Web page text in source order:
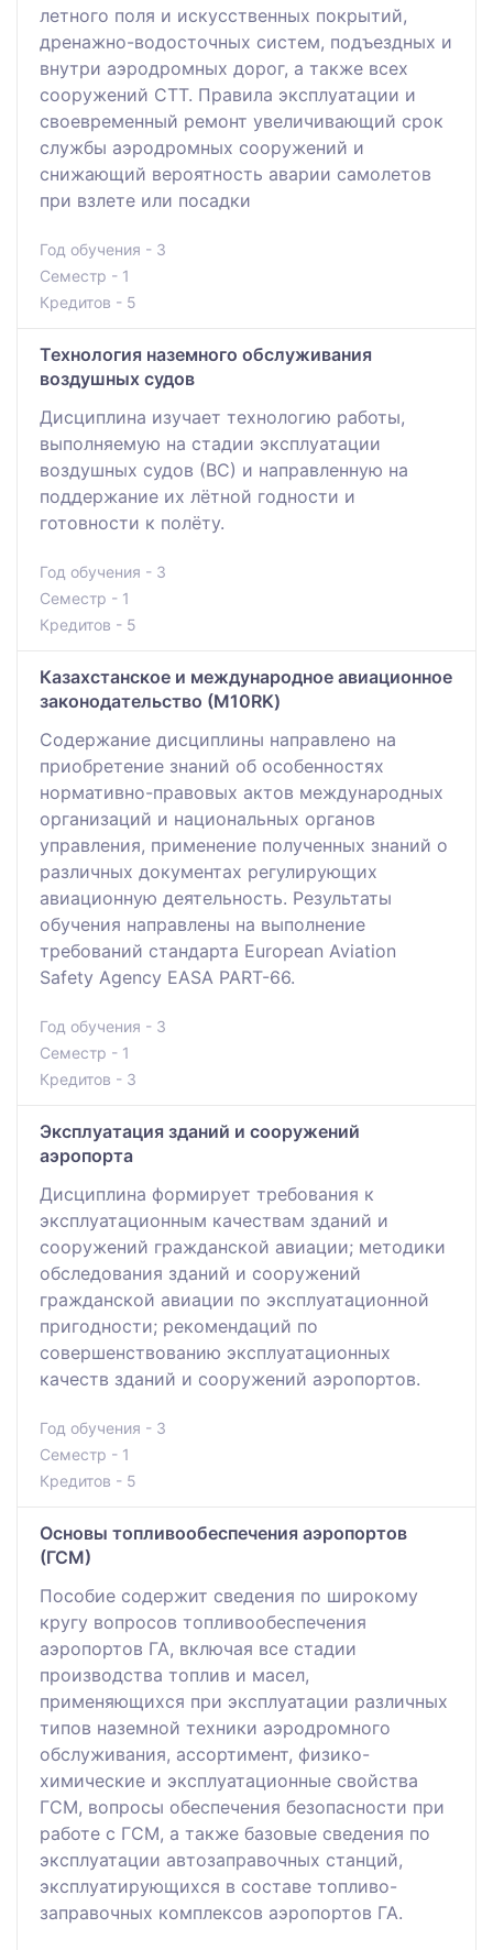
летного поля и искусственных покрытий,
дренажно-водосточных систем, подъездных и
внутри аэродромных дорог, а также всех
сооружений СТТ. Правила эксплуатации и
своевременный ремонт увеличивающий срок
службы аэродромных сооружений и
снижающий вероятность аварии самолетов
при взлете или посадки
Год обучения - 3
Семестр - 1
Кредитов - 5
Технология наземного обслуживания
воздушных судов
Дисциплина изучает технологию работы,
выполняемую на стадии эксплуатации
воздушных судов (ВС) и направленную на
поддержание их лётной годности и
готовности к полёту.
Год обучения - 3
Семестр - 1
Кредитов - 5
Казахстанское и международное авиационное
законодательство (М10RK)
Содержание дисциплины направлено на
приобретение знаний об особенностях
нормативно-правовых актов международных
организаций и национальных органов
управления, применение полученных знаний о
различных документах регулирующих
авиационную деятельность. Результаты
обучения направлены на выполнение
требований стандарта European Aviation
Safety Agency EASA PART-66.
Год обучения - 3
Семестр - 1
Кредитов - 3
Эксплуатация зданий и сооружений
аэропорта
Дисциплина формирует требования к
эксплуатационным качествам зданий и
сооружений гражданской авиации; методики
обследования зданий и сооружений
гражданской авиации по эксплуатационной
пригодности; рекомендаций по
совершенствованию эксплуатационных
качеств зданий и сооружений аэропортов.
Год обучения - 3
Семестр - 1
Кредитов - 5
Основы топливообеспечения аэропортов
(ГСМ)
Пособие содержит сведения по широкому
кругу вопросов топливообеспечения
аэропортов ГА, включая все стадии
производства топлив и масел,
применяющихся при эксплуатации различных
типов наземной техники аэродромного
обслуживания, ассортимент, физико-
химические и эксплуатационные свойства
ГСМ, вопросы обеспечения безопасности при
работе с ГСМ, а также базовые сведения по
эксплуатации автозаправочных станций,
эксплуатирующихся в составе топливо-
заправочных комплексов аэропортов ГА.